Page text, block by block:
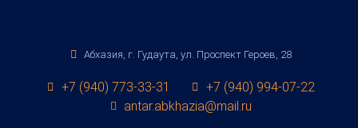
Абхазия, г. Гудаута, ул. Проспект Героев, 28
+7 (940) 773-33-31
+7 (940) 994-07-22
antar.abkhazia@mail.ru